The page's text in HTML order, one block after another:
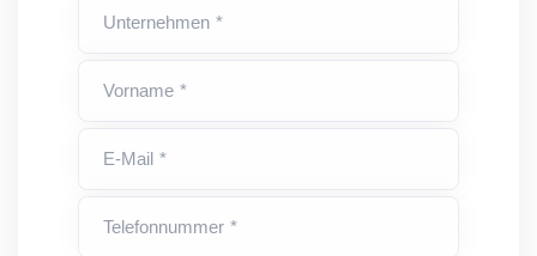
Unternehmen *
Vorname *
E-Mail *
Telefonnummer *